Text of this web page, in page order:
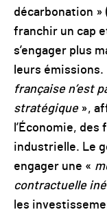
décarbonation »
franchir un cap
s’engager plus
leurs émissions.
française n’est
stratégique »,
l’Économie,
industrielle. Le
engager une «
contractuelle
les